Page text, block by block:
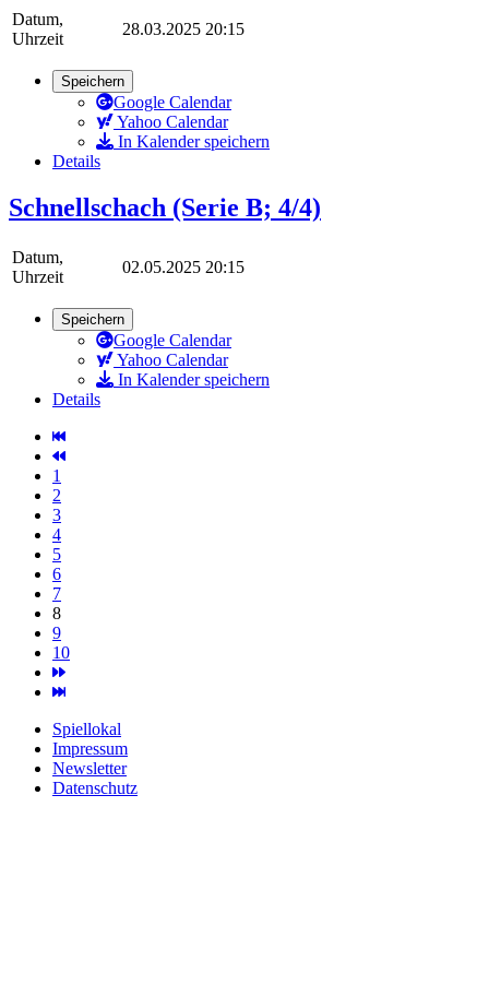
Datum,
Uhrzeit
28.03.2025 20:15
Speichern
Google Calendar
Yahoo Calendar
In Kalender speichern
Details
Schnellschach (Serie B; 4/4)
Datum,
Uhrzeit
02.05.2025 20:15
Speichern
Google Calendar
Yahoo Calendar
In Kalender speichern
Details
1
2
3
4
5
6
7
8
9
10
Spiellokal
Impressum
Newsletter
Datenschutz